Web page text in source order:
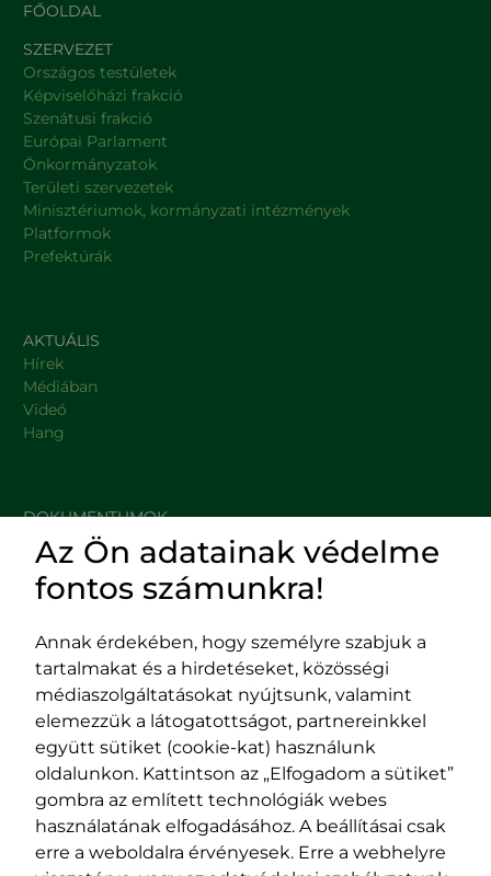
FŐOLDAL
SZERVEZET
Országos testületek
Képviselőházi frakció
Szenátusi frakció
Európai Parlament
Önkormányzatok
Területi szervezetek
Minisztériumok, kormányzati intézmények
Platformok
Prefektúrák
AKTUÁLIS
Hírek
Médiában
Videó
Hang
DOKUMENTUMOK
HASZNOS LINKEK
Impresszum
Adatvédelmi szabályzat
EPP program
400029 Kolozsvár,
Fürdő (Card. Iuliu Hossu) utca, 41.
szám
tel/fax:0723 250 321
email:office@rmdsz.ro
400489 Kolozsvár,
Majális utca, 60.
szám
tel/fax:0264 590 758
email:
Az Ön adatainak védelme
fontos számunkra!
Annak érdekében, hogy személyre szabjuk a
tartalmakat és a hirdetéseket, közösségi
médiaszolgáltatásokat nyújtsunk, valamint
elemezzük a látogatottságot, partnereinkkel
együtt sütiket (cookie-kat) használunk
oldalunkon. Kattintson az „Elfogadom a sütiket”
gombra az említett technológiák webes
használatának elfogadásához. A beállításai csak
erre a weboldalra érvényesek. Erre a webhelyre